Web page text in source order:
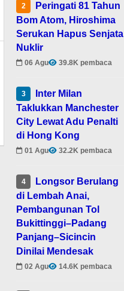
2
Peringati 81 Tahun
Bom Atom, Hiroshima
Serukan Hapus Senjata
Nuklir
06 Agu 39.8K pembaca
3
Inter Milan
Taklukkan Manchester
City Lewat Adu Penalti
di Hong Kong
01 Agu 32.2K pembaca
4
Longsor Berulang
di Lembah Anai,
Pembangunan Tol
Bukittinggi–Padang
Panjang–Sicincin
Dinilai Mendesak
02 Agu 14.6K pembaca